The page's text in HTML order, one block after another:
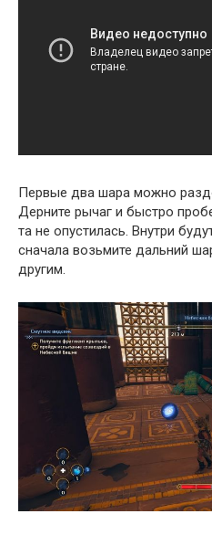
Первые два шара можно
Дерните рычаг и быстро
та не опустилась. Внутри
сначала возьмите дальний
другим.